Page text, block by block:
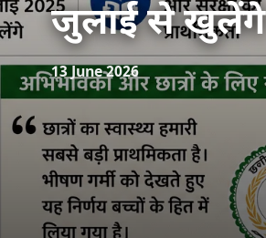
जुलाई से खुलेंगे
13 June 2026